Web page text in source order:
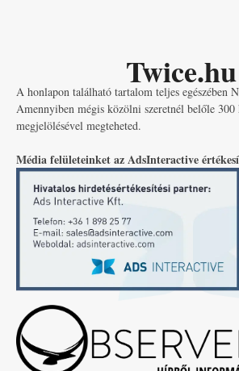
Twice.hu
A honlapon található tartalom teljes egészében
Amennyiben mégis közölni szeretnél belőle
megjelölésével megteheted.
Média felületeinket az AdsInteractive